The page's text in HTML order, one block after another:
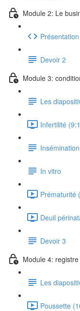
Module 2: Le
Devoir 2
Module 3:
Les
Infertilité
In vitro
Prématurité
Deuil
Devoir 3
Module 4:
Les
Poussette